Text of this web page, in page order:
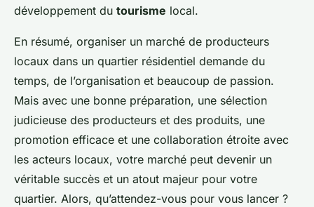
développement du tourisme local.
En résumé, organiser un marché de producteurs
locaux dans un quartier résidentiel demande du
temps, de l’organisation et beaucoup de passion.
Mais avec une bonne préparation, une sélection
judicieuse des producteurs et des produits, une
promotion efficace et une collaboration étroite avec
les acteurs locaux, votre marché peut devenir un
véritable succès et un atout majeur pour votre
quartier. Alors, qu’attendez-vous pour vous lancer ?